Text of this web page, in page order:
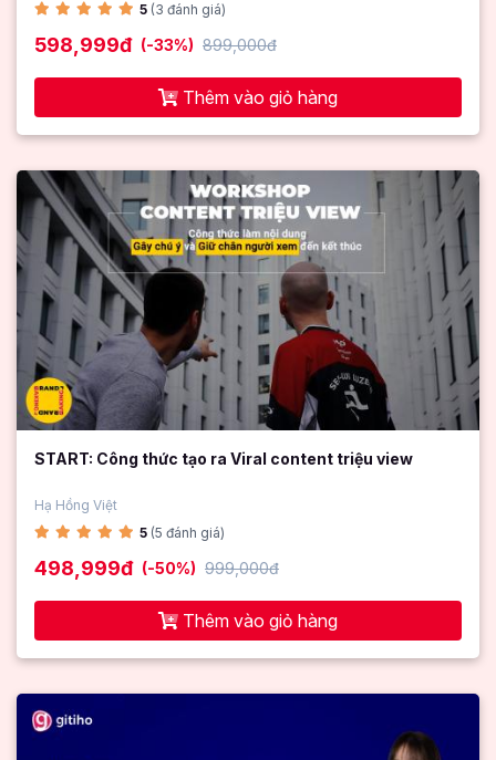
5 (3 đánh giá)
598,999đ (-33%) 899,000đ
Thêm vào giỏ hàng
START: Công thức tạo ra Viral content triệu view
Hạ Hồng Việt
5 (5 đánh giá)
498,999đ (-50%) 999,000đ
Thêm vào giỏ hàng